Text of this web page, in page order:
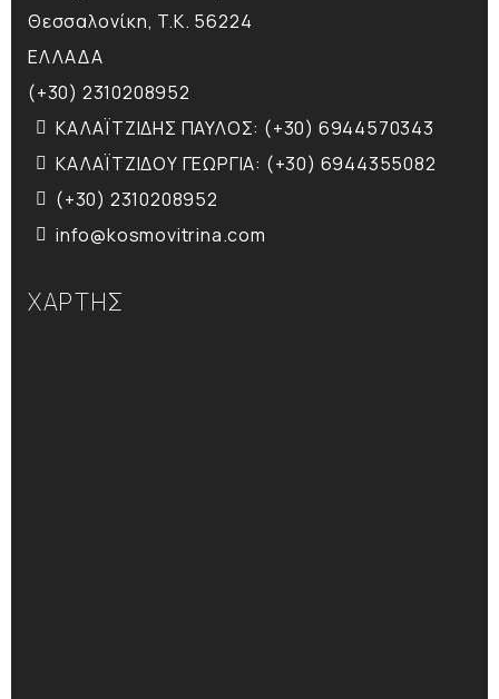
Θεσσαλονίκη, T.K. 56224
ΕΛΛΑΔΑ
(+30) 2310208952
ΚΑΛΑΪΤΖΙΔΗΣ ΠΑΥΛΟΣ: (+30) 6944570343
ΚΑΛΑΪΤΖΙΔΟΥ ΓΕΩΡΓΙΑ: (+30) 6944355082
(+30) 2310208952
info@kosmovitrina.com
ΧΑΡΤΗΣ